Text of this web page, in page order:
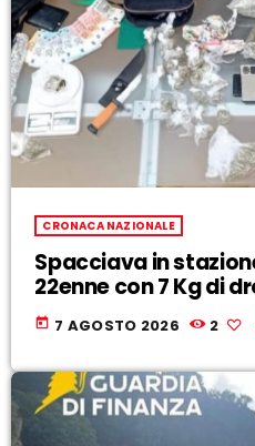
CRONACA NAZIONALE
Spacciava in
22enne con 7 Kg di
today 7 AGOSTO 2026 2